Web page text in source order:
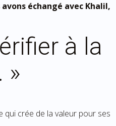
échangé avec Khalil,
à la
»
qui crée de la valeur pour ses